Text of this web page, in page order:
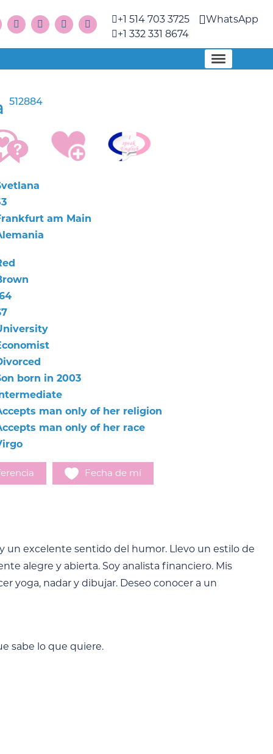
+1 514 703 3725
+1 332 331 8674
WhatsApp
512884
am Main
born in 2003
man only of her religion
man only of her race
Fecha de mí
un excelente sentido del humor. Llevo un estilo de
alegre y abierta. Soy analista financiero. Mis
yoga, nadar y dibujar. Deseo conocer a un
sabe lo que quiere.